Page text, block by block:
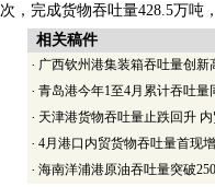
次，完成货物吞吐量428.5万吨
相关稿件
· 广西钦州港集装箱吞吐量创新
· 青岛港今年1至4月累计吞吐量
· 天津港货物吞吐量止跌回升
· 4月港口内贸货物吞吐量首现
· 海南洋浦港原油吞吐量突破